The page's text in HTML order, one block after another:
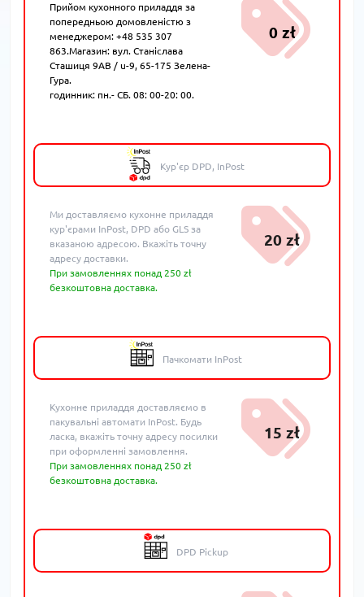
Прийом кухонного приладдя за
попередньою домовленістю з
менеджером: +48 535 307
863.Магазин: вул. Станіслава
Сташиця 9AB / u-9, 65-175 Зелена-
Гура.
годинник: пн.- СБ. 08: 00-20: 00.
0 zł
Кур'єр DPD, InPost
Ми доставляємо кухонне приладдя
кур'єрами InPost, DPD або GLS за
вказаною адресою. Вкажіть точну
адресу доставки.
При замовленнях понад 250 zł
безкоштовна доставка.
20 zł
Пачкомати InPost
Кухонне приладдя доставляємо в
пакувальні автомати InPost. Будь
ласка, вкажіть точну адресу посилки
при оформленні замовлення.
При замовленнях понад 250 zł
безкоштовна доставка.
15 zł
DPD Pickup